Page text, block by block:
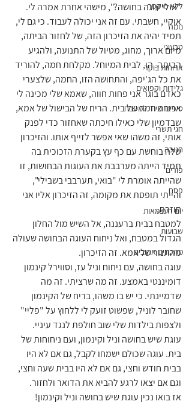
ללא מיקסר
נומה
טבעוני
ארוחות בוקר
גלידות וקפואים
טיפים וציוד למטבח
חגי תשרי
חנוכה
פורים
פסח
יום העצמאות
שבועות
מתכונים אהובים
"אולי עוגה בחושה?", מישהי אחרת אמרה לי.
אוקיי, חשבתי. עם זה אני יכולה לעבוד. כי גם לי,
תמיד יהיה את הזיכרון הזה, של לחזור הביתה,
מיום ארוך, מחוג, מטיול של התנועה, ולהגיע
הביתה. הו, לבית המיוחל. מקלחת חמה, להוריד
את כל הג'יפה, והתחושה הזו, החמה, שלצערי
כאדם בוגר אני פחות חווה, שאמא שלי מכינה לי
ארוחה חמה של בית. הריח של הבישול של אמא,
שבדמיון שלי כאילו חיכתה שאחזור כדי לפנק
אותי, זה משהו שאי אפשר לזייף אותו. והזיכרון
שלה בוחשת עם כף עץ בקערת הזכוכית בה
תמיד הייתה מערבבת את העוגות הבחושות, זו
שהייתה אומרת לי "בואי, תערבבי בשבילי",
והייתי תופסת את מקומה, זה הזיכרון אליו אני
חוזרת.
למטבח בבית ברעננה, אל השיש מול החלון
הגדול במטבח, ואל ניחוח העוגה הבחושה שעולה
מהתנור של אמא. זה הזיכרון.
עוגה בחושה, עם ניחוח וניל עז, וסווירל קינמון
דומיננטי באמצע. זה מה שרציתי. זה מה
שדמיינתי. כי יש בו משהו, בריח של הקינמון
שחובר לוניל, שפשוט זועק לי ללחוץ על "פליי"
ולצפות בילדות שלי שוב חולפת לנגד עיניי.
עוגת שיש בחושה וניל וקינמון, ועם ניחוחות של
בית. עוגה שכולם ישמחו לקבל, גם אם לא היו
בבית חודש וחצי, גם אם לא היו בבית שעה וחצי,
וגם אם יצאו לרגע להביא את הדואר ולחזור.
אז בואו נכין עוגת שיש בחושה וניל וקינמון!